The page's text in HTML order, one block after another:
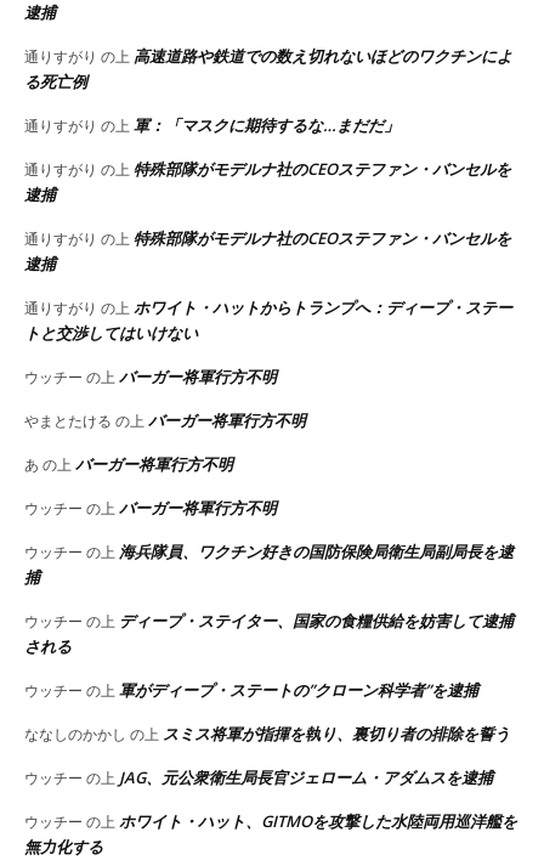
逮捕
通りすがり の上 高速道路や鉄道での数え切れないほどのワクチンによ
る死亡例
通りすがり の上軍：「マスクに期待するな…まだだ」
通りすがり の上特殊部隊がモデルナ社のCEOステファン・バンセルを
逮捕
通りすがり の上特殊部隊がモデルナ社のCEOステファン・バンセルを
逮捕
通りすがり の上ホワイト・ハットからトランプへ：ディープ・ステー
トと交渉してはいけない
ウッチー の上バーガー将軍行方不明
やまとたける の上バーガー将軍行方不明
あ の上バーガー将軍行方不明
ウッチー の上バーガー将軍行方不明
ウッチー の上 海兵隊員、ワクチン好きの国防保険局衛生局副局長を逮
捕
ウッチー の上 ディープ・ステイター、国家の食糧供給を妨害して逮捕
される
ウッチー の上軍がディープ・ステートの”クローン科学者”を逮捕
ななしのかかし の上 スミス将軍が指揮を執り、裏切り者の排除を誓う
ウッチー の上 JAG、元公衆衛生局長官ジェローム・アダムスを逮捕
ウッチー の上ホワイト・ハット、GITMOを攻撃した水陸両用巡洋艦を
無力化する